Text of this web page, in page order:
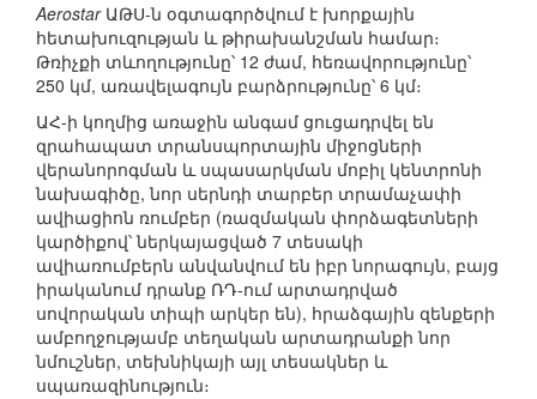
AerostarԱԹՍ-ն օգտագործվում է խորքային
հետախուզության և թիրախանշման համար։
Թռիչքի տևողությունը՝ 12 ժամ, հեռավորությունը՝
250 կմ, առավելագույն բարձրությունը՝ 6 կմ։
ԱՀ-ի կողմից առաջին անգամ ցուցադրվել են
զրահապատ տրանսպորտային միջոցների
վերանորոգման և սպասարկման մոբիլ կենտրոնի
նախագիծը, նոր սերնդի տարբեր տրամաչափի
ավիացիոն ռումբեր (ռազմական փորձագետների
կարծիքով՝ ներկայացված 7 տեսակի
ավիառումբերն անվանվում են իբր նորագույն, բայց
իրականում դրանք ՌԴ-ում արտադրված
սովորական տիպի արկեր են), հրաձգային զենքերի
ամբողջությամբ տեղական արտադրանքի նոր
նմուշներ, տեխնիկայի այլ տեսակներ և
սպառազինություն։